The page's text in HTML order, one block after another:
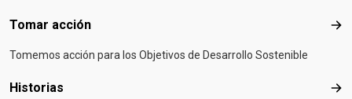
Tomar acción
Tomemos acción para los Objetivos de Desarrollo Sostenible
Historias